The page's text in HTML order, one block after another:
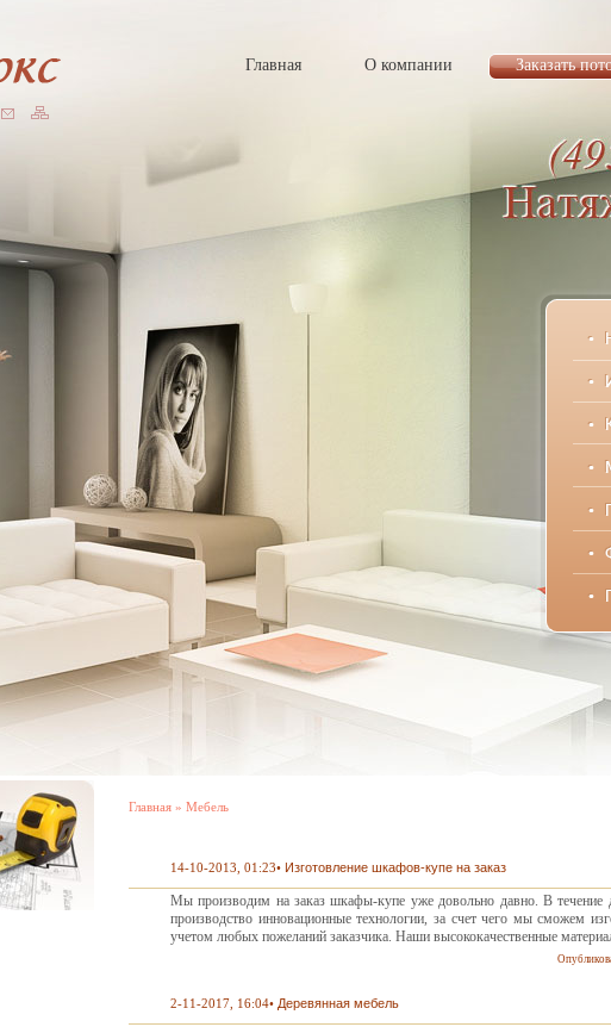
Главная О компании Заказать
Главная » Мебель
14-10-2013, 01:23• Изготовление шкафов-купе на заказ
Мы производим на заказ шкафы-купе уже довольно давно. В течение
производство инновационные технологии, за счет чего мы сможем
учетом любых пожеланий заказчика. Наши высококачественные
2-11-2017, 16:04• Деревянная мебель